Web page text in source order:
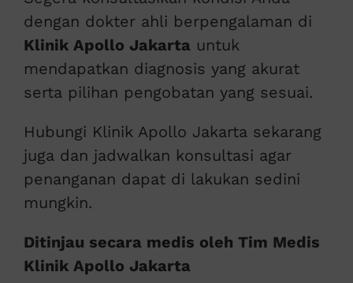
dengan dokter ahli berpengalaman di
Klinik Apollo Jakartauntuk
mendapatkan diagnosis yang akurat
serta pilihan pengobatan yang sesuai.
Hubungi Klinik Apollo Jakarta sekarang
juga dan jadwalkan konsultasi agar
penanganan dapat di lakukan sedini
mungkin.
Ditinjau secara medis oleh Tim Medis
Klinik Apollo Jakarta